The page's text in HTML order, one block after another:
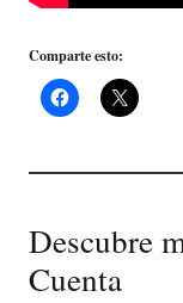
Comparte esto:
Descubre
Cuenta